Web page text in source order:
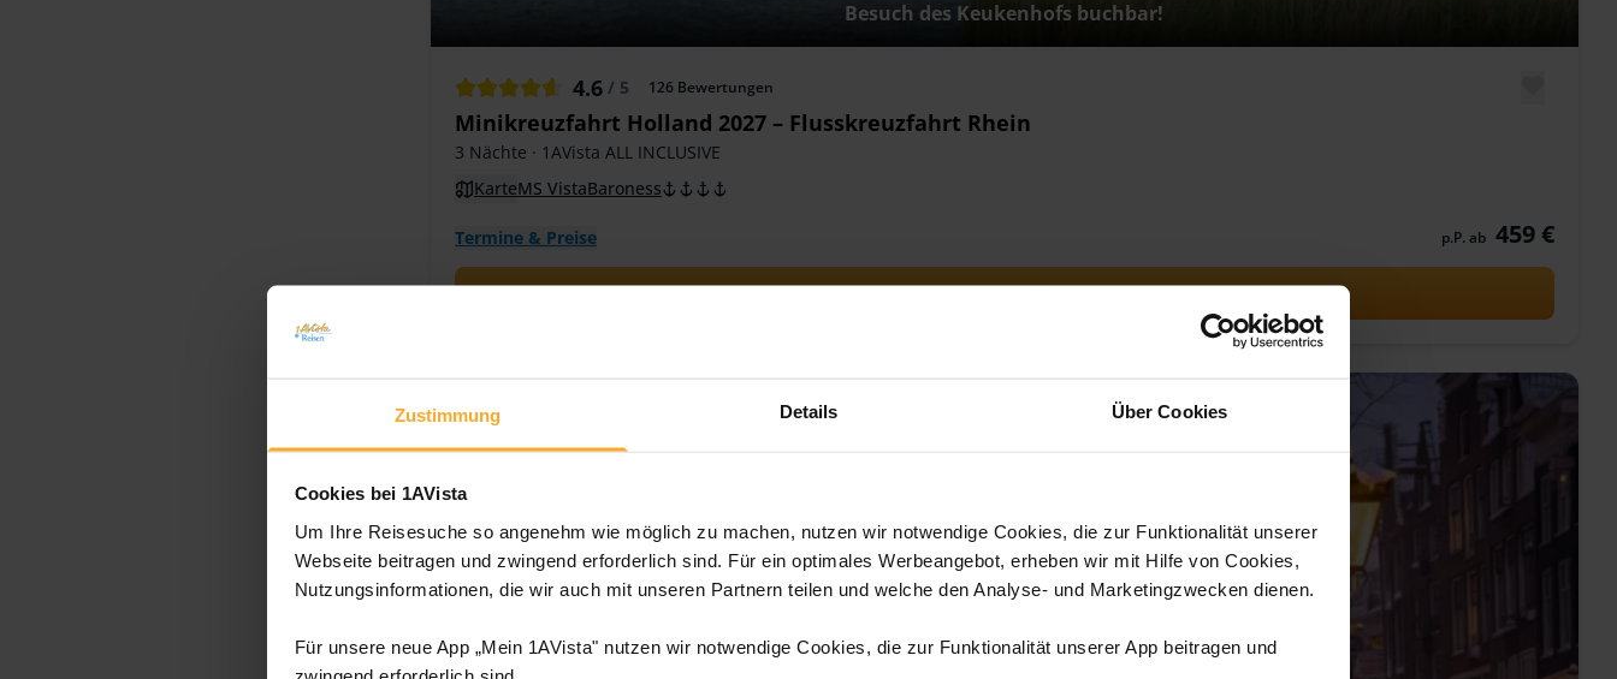
Zustimmung Details Über Cookies
Cookies bei 1AVista
Um Ihre Reisesuche so angenehm wie möglich zu machen, nutzen wir notwendige Cookies, die zur Funktionalität unserer
Webseite beitragen und zwingend erforderlich sind. Für ein optimales Werbeangebot, erheben wir mit Hilfe von Cookies,
Nutzungsinformationen, die wir auch mit unseren Partnern teilen und welche den Analyse- und Marketingzwecken dienen.
Für unsere neue App „Mein 1AVista" nutzen wir notwendige Cookies, die zur Funktionalität unserer App beitragen und
Besuch des Keukenhofs buchbar!
4.6 / 5 126 Bewertungen
Minikreuzfahrt Holland 2027 – Flusskreuzfahrt Rhein
3 Nächte · 1AVista ALL INCLUSIVE
KarteMS VistaBaroness
Termine & Preise p.P. ab 459 €
Zum Angebot